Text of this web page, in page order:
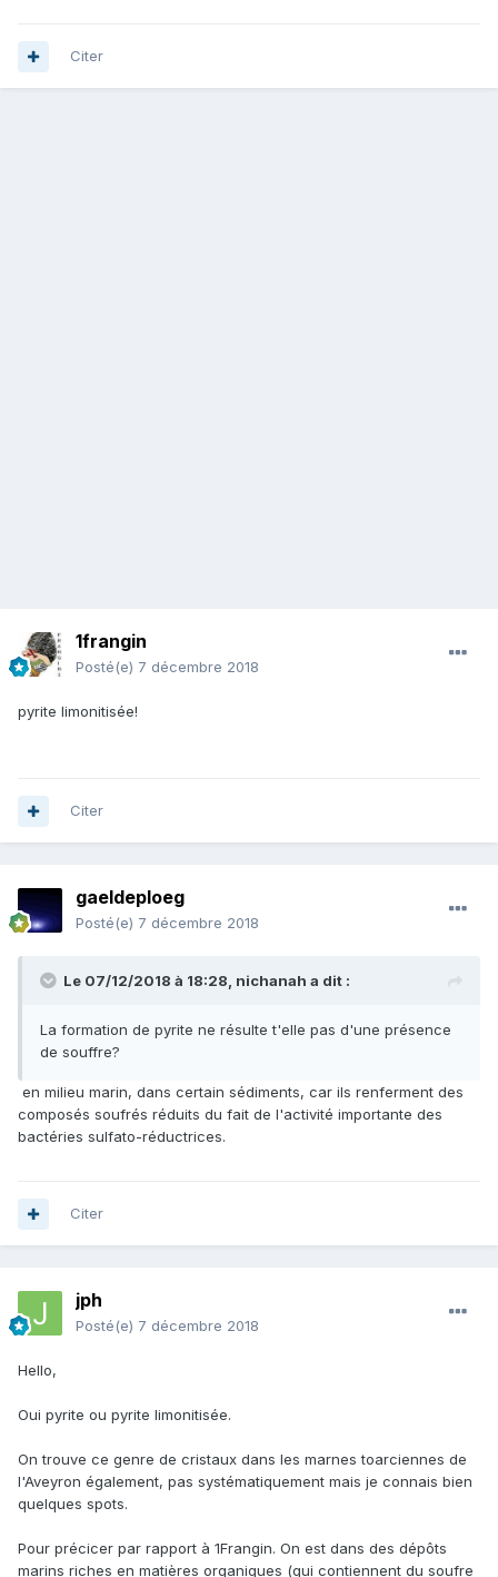
Citer
1frangin
Posté(e) 7 décembre 2018
pyrite limonitisée!
Citer
gaeldeploeg
Posté(e) 7 décembre 2018
Le 07/12/2018 à 18:28, nichanah a dit :
La formation de pyrite ne résulte t'elle pas d'une présence
de souffre?
en milieu marin, dans certain sédiments, car ils renferment des
composés soufrés réduits du fait de l'activité importante des
bactéries sulfato-réductrices.
Citer
jph
Posté(e) 7 décembre 2018
Hello,
Oui pyrite ou pyrite limonitisée.
On trouve ce genre de cristaux dans les marnes toarciennes de
l'Aveyron également, pas systématiquement mais je connais bien
quelques spots.
Pour précicer par rapport à 1Frangin. On est dans des dépôts
marins riches en matières organiques (qui contiennent du soufre